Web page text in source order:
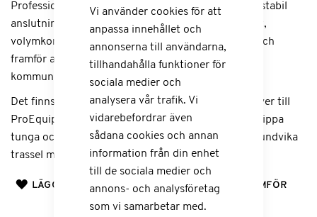
Professionell Bluetooth-enhet med lång taltid och stabil
anslutning!Har även en bekväm USB-laddningsport,
volymkontroll, riktad mikrofon för hög känslighet och
framför allt en möjlighet att kontrollera flera
kommunikationsenheter.
Det finns många ekonomiska fördelar med att gå över till
ProEquips Bluetooth enheter. Till exempel för att slippa
tunga och klumpiga enheter att bära runt eller för undvika
trassel med kablar som kan gå sönder eller fastna.
LÄGG TILL I ÖNSKELISTA LÄGG TILL I JÄMFÖR
Vi använder cookies för att
anpassa innehållet och
annonserna till användarna,
tillhandahålla funktioner för
sociala medier och
analysera vår trafik. Vi
vidarebefordrar även
sådana cookies och annan
information från din enhet
till de sociala medier och
annons- och analysföretag
som vi samarbetar med.